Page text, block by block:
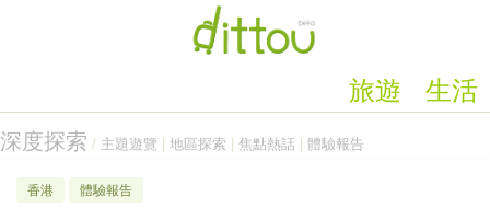
生活
旅遊
深度探索 / 主題遊覽 地區探索 焦點熱話 體驗報告
香港 體驗報告